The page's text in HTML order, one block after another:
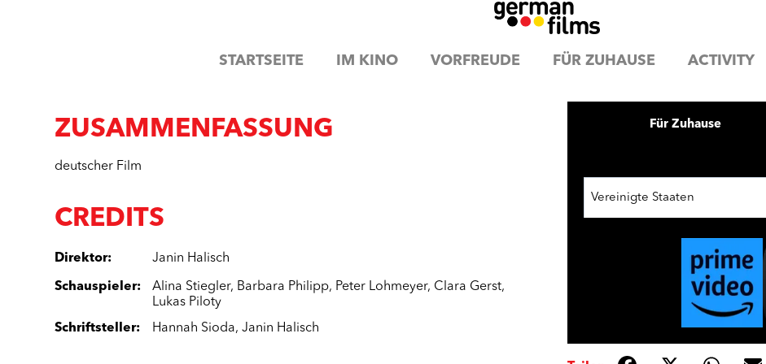
STARTSEITE IM KINO VORFREUDE FÜR ZUHAUSE ACTIVITY
ZUSAMMENFASSUNG
deutscher Film
CREDITS
Direktor: Janin Halisch
Schauspieler: Alina Stiegler, Barbara Philipp, Peter Lohmeyer, Clara Gerst,
Lukas Piloty
Schriftsteller: Hannah Sioda,Janin Halisch
Für Zuhause
Vereinigte Staaten